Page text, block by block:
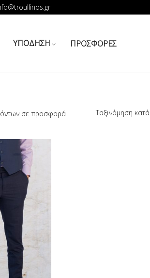
ΥΠΟΔΗΣΗ ΠΡΟΣΦΟΡΕΣ
Ταξινόμηση κατά
σε προσφορά